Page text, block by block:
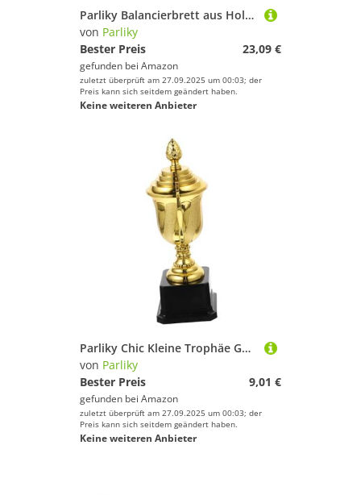
Parliky Balancierbrett aus Holz Balancespielzeug Kreatives Lernspielzeug für Gleichgewichtstraining und Koordination Geeignet für Kleinkinder Kindergartenalter Blaues Wackelbrett
von Parliky
Bester Preis
23,09 €
gefunden bei Amazon
zuletzt überprüft am 27.09.2025 um 00:03; der
Preis kann sich seitdem geändert haben.
Keine weiteren Anbieter
Parliky Chic Kleine Trophäe Gold Kunststoff mit Gravuroption Feine Verarbeitung Langlebig als Wettbewerbs Partypreis für Schulveranstaltungen
von Parliky
Bester Preis
9,01 €
gefunden bei Amazon
zuletzt überprüft am 27.09.2025 um 00:03; der
Preis kann sich seitdem geändert haben.
Keine weiteren Anbieter